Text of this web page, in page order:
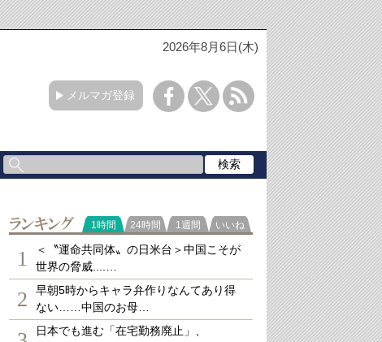
2026年8月6日(木)
メルマガ登録
ランキング
1時間 24時間 1週間 いいね
1
＜〝運命共同体〟の日米台＞中国こそが
世界の脅威....…
2
早朝5時からキャラ弁作りなんてあり得
ない……中国のお母…
日本でも進む「在宅勤務廃止」、